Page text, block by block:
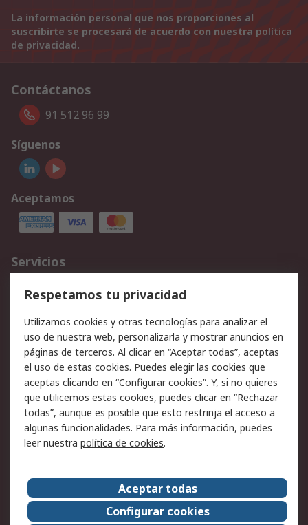
La información personal que nos proporciones al
suscribirte se procesará de acuerdo con nuestra política
de privacidad.
Contáctanos
91 512 96 99
Síguenos
Aceptamos
Servicios
Cómo realizar pedidos
Devoluciones
Facturación y pago
Ofertas
Soporte técnico
Legal
Aviso legal
Política de privacidad -
Actualizada
Política sobre cookies
Seguridad de emails
Certificaciones de
Condiciones de venta
Acerca de RS
Acerca de RS RS Group
Respetamos tu privacidad
Utilizamos cookies y otras tecnologías para analizar el
uso de nuestra web, personalizarla y mostrar anuncios en
páginas de terceros. Al clicar en “Aceptar todas”, aceptas
el uso de estas cookies. Puedes elegir las cookies que
aceptas clicando en “Configurar cookies”. Y, si no quieres
que utilicemos estas cookies, puedes clicar en “Rechazar
todas”, aunque es posible que esto restrinja el acceso a
algunas funcionalidades. Para más información, puedes
leer nuestra política de cookies.
Aceptar todas
Configurar cookies